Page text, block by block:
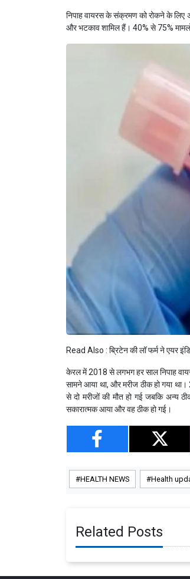
निपाह वायरस के संक्रमण को रोकने के लिए
और भटकाव शामिल हैं। 40% से 75%
Read Also : ब्रिटेन की लॉ फर्म ने एयर
केरल में 2018 से लगभग हर साल निपाह
सामने आया था, और मरीज ठीक हो गया
से दो मरीजों की मौत हो गई जबकि अन्य
सकारात्मक आया और वह ठीक हो गई।
HEALTH NEWS Health
Related Posts